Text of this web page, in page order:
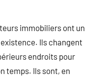
immobiliers ont un
Ils changent
endroits pour
temps. Ils sont, en